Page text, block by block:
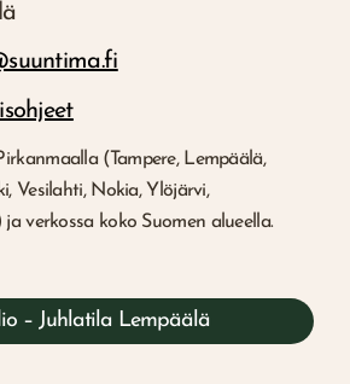
(Tampere, Lempäälä,
Vesilahti, Nokia, Ylöjärvi,
verkossa koko Suomen alueella.
– Juhlatila Lempäälä